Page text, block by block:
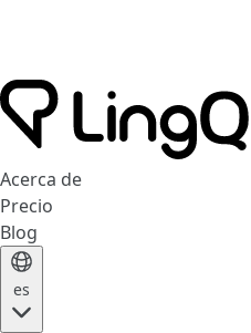
Acerca de
Precio
Blog
es